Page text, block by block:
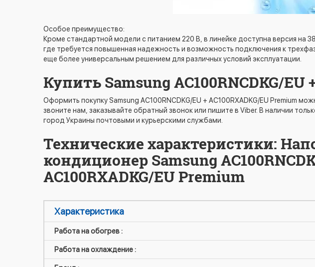
Особое преимущество:
Кроме стандартной модели с питанием 220 В, в линейке доступна версия
где требуется повышенная надежность и возможность подключения к
еще более универсальным решением для различных условий эксплуатации.
Купить Samsung AC100RNCDKG/EU
Оформить покупку Samsung AC100RNCDKG/EU + AC100RXADKG/EU Premium
звоните нам, заказывайте обратный звонок или пишите в Viber. В наличии
город Украины почтовыми и курьерскими службами.
Технические характеристики:
кондиционер Samsung
AC100RXADKG/EU Premium
Характеристика
Работа на обогрев :
Работа на охлаждение :